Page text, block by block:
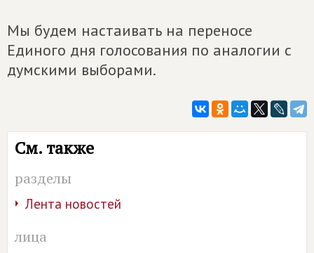
Мы будем настаивать на переносе
Единого дня голосования по аналогии с
думскими выборами.
См. также
разделы
Лента новостей
лица